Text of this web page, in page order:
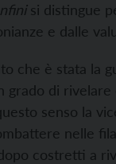
si distingue
e dalle
che è stata la
grado di
senso la
nelle
costretti a